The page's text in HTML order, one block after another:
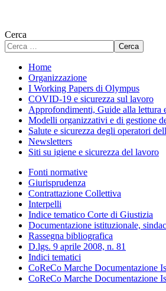
Cerca
Cerca
Home
Organizzazione
I Working Papers di Olympus
COVID-19 e sicurezza sul lavoro
Approfondimenti, Guide alla lettura
Modelli organizzativi e di gestione
Salute e sicurezza degli operatori
Newsletters
Siti su igiene e sicurezza del lavoro
Fonti normative
Giurisprudenza
Contrattazione Collettiva
Interpelli
Indice tematico Corte di Giustizia
Documentazione istituzionale,
Rassegna bibliografica
D.lgs. 9 aprile 2008, n. 81
Indici tematici
CoReCo Marche Documentazione
CoReCo Marche Documentazione